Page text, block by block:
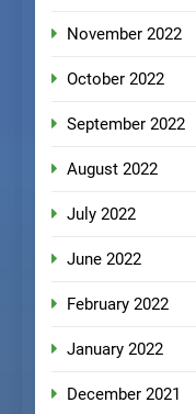
November 2022
October 2022
September 2022
August 2022
July 2022
June 2022
February 2022
January 2022
December 2021